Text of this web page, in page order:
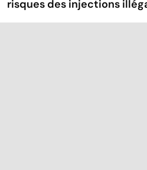
risques des injections